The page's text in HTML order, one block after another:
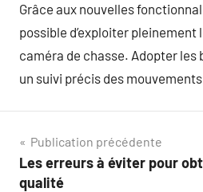
Grâce aux nouvelles
possible d’exploiter pleinement
caméra de chasse. Adopter
un suivi précis des
Navigation
de
Publication précédente
Les erreurs à éviter pour
qualité